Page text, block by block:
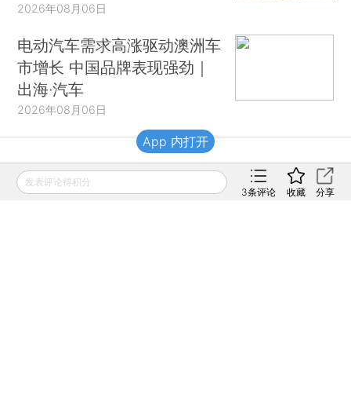
2026年08月06日
电动汽车需求高涨驱动澳洲车
市增长 中国品牌表现强劲｜
出海·汽车
2026年08月06日
财新移动
发表评论得积分
3条评论 收藏 分享
App 内打开